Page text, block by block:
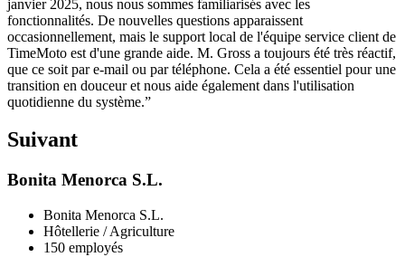
janvier 2025, nous nous sommes familiarisés avec les
fonctionnalités. De nouvelles questions apparaissent
occasionnellement, mais le support local de l'équipe service client de
TimeMoto est d'une grande aide. M. Gross a toujours été très réactif,
que ce soit par e-mail ou par téléphone. Cela a été essentiel pour une
transition en douceur et nous aide également dans l'utilisation
quotidienne du système.”
Suivant
Bonita Menorca S.L.
Bonita Menorca S.L.
Hôtellerie / Agriculture
150 employés